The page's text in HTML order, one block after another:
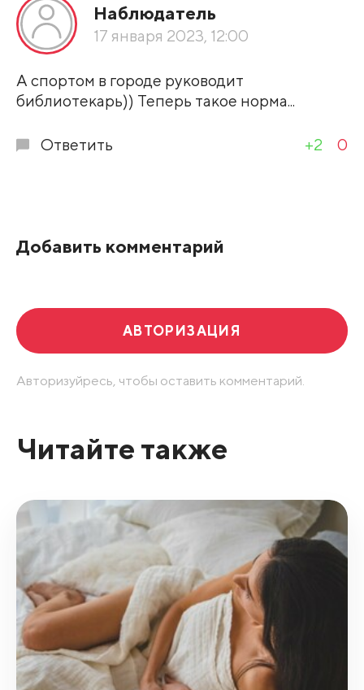
По рейтингу
Наблюдатель
17 января 2023, 12:00
А спортом в городе руководит
библиотекарь)) Теперь такое норма...
Ответить +2 0
Добавить комментарий
АВТОРИЗАЦИЯ
Авторизуйресь, чтобы оставить комментарий.
Читайте также